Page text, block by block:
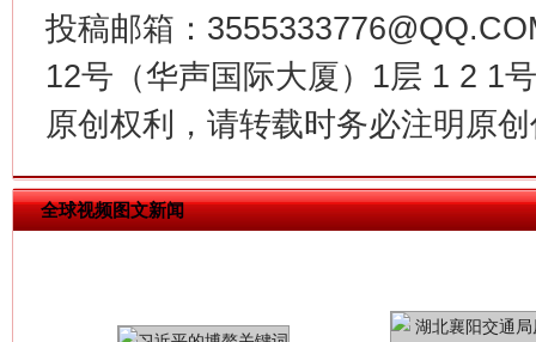
投稿邮箱：
12号（华声国际大厦）1层 1 2 1
原创权利，请转载时务必注明原
全球视频图文新闻
习近平的博鳌关键词